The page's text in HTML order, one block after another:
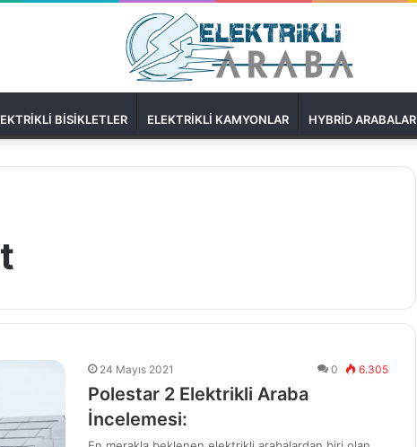
BISIKLETLER ELEKTRIKLI KAMYONLAR HYBRID ARABALAR
24 Mayıs 2021 0 6.305
Polestar 2 Elektrikli Araba
İncelemesi: